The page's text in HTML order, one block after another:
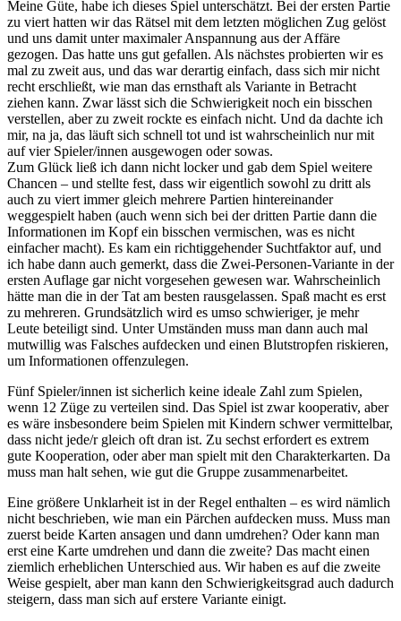
Meine Güte, habe ich dieses Spiel unterschätzt. Bei der ersten Partie
zu viert hatten wir das Rätsel mit dem letzten möglichen Zug gelöst
und uns damit unter maximaler Anspannung aus der Affäre
gezogen. Das hatte uns gut gefallen. Als nächstes probierten wir es
mal zu zweit aus, und das war derartig einfach, dass sich mir nicht
recht erschließt, wie man das ernsthaft als Variante in Betracht
ziehen kann. Zwar lässt sich die Schwierigkeit noch ein bisschen
verstellen, aber zu zweit rockte es einfach nicht. Und da dachte ich
mir, na ja, das läuft sich schnell tot und ist wahrscheinlich nur mit
auf vier Spieler/innen ausgewogen oder sowas.
Zum Glück ließ ich dann nicht locker und gab dem Spiel weitere
Chancen – und stellte fest, dass wir eigentlich sowohl zu dritt als
auch zu viert immer gleich mehrere Partien hintereinander
weggespielt haben (auch wenn sich bei der dritten Partie dann die
Informationen im Kopf ein bisschen vermischen, was es nicht
einfacher macht). Es kam ein richtiggehender Suchtfaktor auf, und
ich habe dann auch gemerkt, dass die Zwei-Personen-Variante in der
ersten Auflage gar nicht vorgesehen gewesen war. Wahrscheinlich
hätte man die in der Tat am besten rausgelassen. Spaß macht es erst
zu mehreren. Grundsätzlich wird es umso schwieriger, je mehr
Leute beteiligt sind. Unter Umständen muss man dann auch mal
mutwillig was Falsches aufdecken und einen Blutstropfen riskieren,
um Informationen offenzulegen.
Fünf Spieler/innen ist sicherlich keine ideale Zahl zum Spielen,
wenn 12 Züge zu verteilen sind. Das Spiel ist zwar kooperativ, aber
es wäre insbesondere beim Spielen mit Kindern schwer vermittelbar,
dass nicht jede/r gleich oft dran ist. Zu sechst erfordert es extrem
gute Kooperation, oder aber man spielt mit den Charakterkarten. Da
muss man halt sehen, wie gut die Gruppe zusammenarbeitet.
Eine größere Unklarheit ist in der Regel enthalten – es wird nämlich
nicht beschrieben, wie man ein Pärchen aufdecken muss. Muss man
zuerst beide Karten ansagen und dann umdrehen? Oder kann man
erst eine Karte umdrehen und dann die zweite? Das macht einen
ziemlich erheblichen Unterschied aus. Wir haben es auf die zweite
Weise gespielt, aber man kann den Schwierigkeitsgrad auch dadurch
steigern, dass man sich auf erstere Variante einigt.